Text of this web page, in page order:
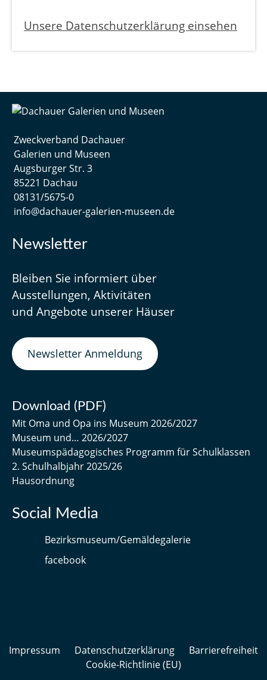
Unsere Datenschutzerklärung einsehen
Zweckverband Dachauer
Galerien und Museen
Augsburger Str. 3
85221 Dachau
08131/5675-0
info@dachauer-galerien-museen.de
Newsletter
Bleiben Sie informiert über
Ausstellungen, Aktivitäten
und Angebote unserer Häuser
Newsletter Anmeldung
Download (PDF)
Mit Oma und Opa ins Museum 2026/2027
Museum und… 2026/2027
Museumspädagogisches Programm für Schulklassen
2. Schulhalbjahr 2025/26
Hausordnung
Social Media
Bezirksmuseum/Gemäldegalerie
facebook
Impressum Datenschutzerklärung
Barrierefreiheit
Cookie-Richtlinie (EU)